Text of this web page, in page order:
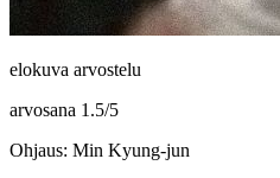
elokuva arvostelu
arvosana 1.5/5
Ohjaus: Min Kyung-jun